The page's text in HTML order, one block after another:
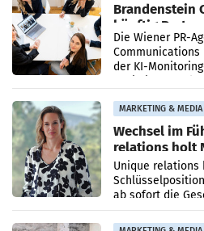
Brandenstein
künftig
Die Wiener PR-
der KI-
MARKETING & MEDIA
Wechsel im
relations holt
Unique relations
ab sofort die
PR-Agentur an
Anna Kalina-